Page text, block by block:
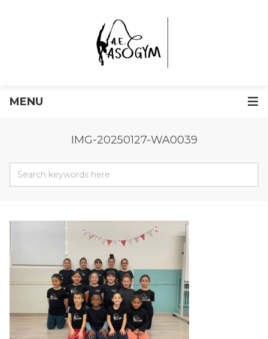
MENU
IMG-20250127-WA0039